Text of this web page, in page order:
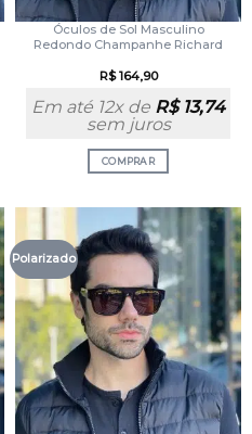
Óculos de Sol Masculino
Redondo Champanhe Richard
R$164,90
Em até 12x de R$13,74
sem juros
COMPRAR
Polarizado